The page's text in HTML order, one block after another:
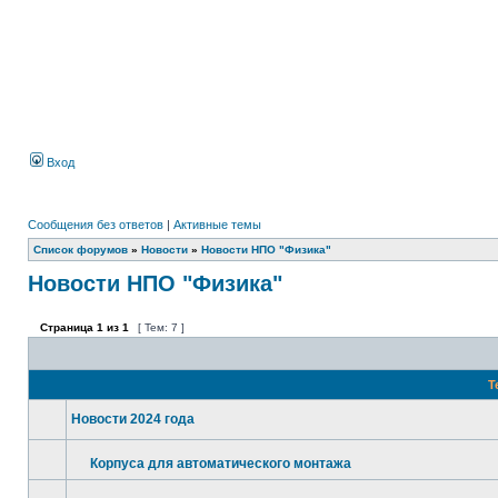
Вход
Сообщения без ответов | Активные темы
Список форумов » Новости » Новости НПО "Физика"
Новости НПО "Физика"
Страница 1 из 1 [ Тем: 7 ]
Новости 2024 года
Корпуса для автоматического монтажа